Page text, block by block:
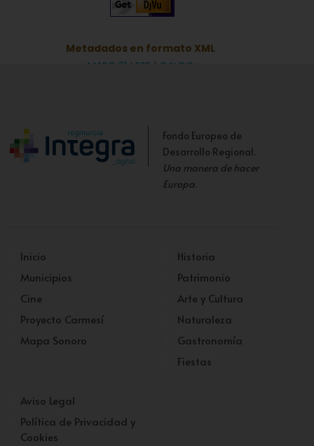
Metadados en formato XML
MARC 21 | ESE | OAI DC
Fondo Europeo de
Desarrollo Regional.
Una manera de hacer
Europa.
Inicio
Municipios
Cine
Proyecto Carmesí
Mapa Sonoro
Historia
Patrimonio
Arte y Cultura
Naturaleza
Gastronomía
Fiestas
Aviso Legal
Política de Privacidad y
Cookies